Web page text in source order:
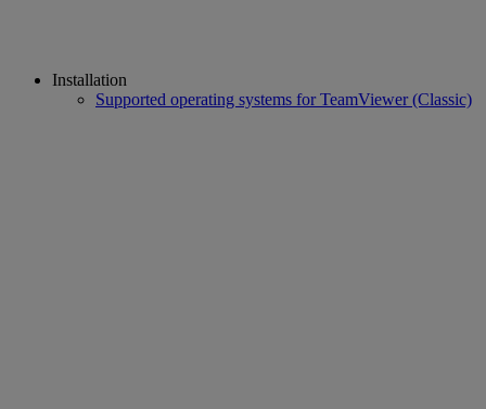
Installation
Supported operating systems for TeamViewer (Classic)